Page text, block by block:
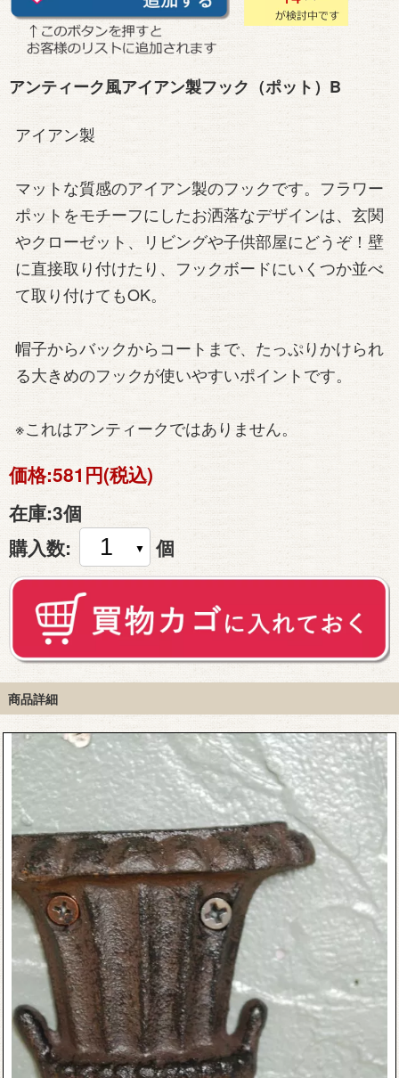
アンティーク風アイアン製フック（ポット）B
アイアン製
マットな質感のアイアン製のフックです。フラワー
ポットをモチーフにしたお洒落なデザインは、玄関
やクローゼット、リビングや子供部屋にどうぞ！壁
に直接取り付けたり、フックボードにいくつか並べ
て取り付けてもOK。
帽子からバックからコートまで、たっぷりかけられ
る大きめのフックが使いやすいポイントです。
※これはアンティークではありません。
価格:581円(税込)
在庫:3個
購入数:
個
商品詳細